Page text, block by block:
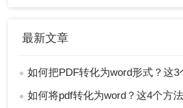
最新文章
● 如何把PDF转化为word形式？这3个方
● 如何将pdf转化为word？这4个方法让